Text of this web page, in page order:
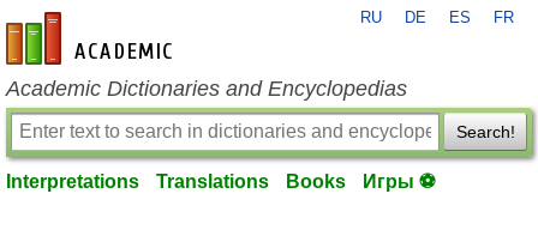
en-academic.com
RU DE ES FR
Academic Dictionaries and Encyclopedias
Search!
Interpretations Translations Books Игры ⚽